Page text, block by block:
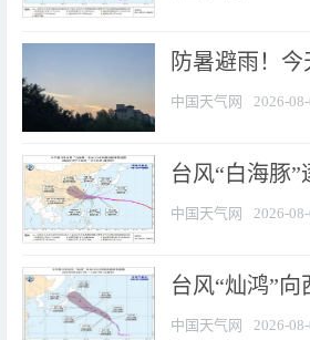
防暑避雨！
中国天气网 2026-
台风“白海豚
中国天气网 2026-
台风“灿鸿”
中国天气网 2026-